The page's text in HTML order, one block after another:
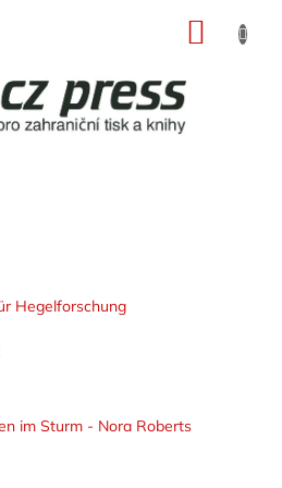
Hegelforschung
im Sturm - Nora Roberts